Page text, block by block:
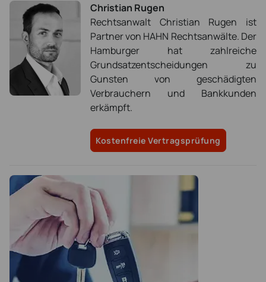
Christian Rugen
Rechtsanwalt Christian Rugen ist
Partner von HAHN Rechtsanwälte. Der
Hamburger hat zahlreiche
Grundsatzentscheidungen zu
Gunsten von geschädigten
Verbrauchern und Bankkunden
erkämpft.
Kostenfreie Vertragsprüfung